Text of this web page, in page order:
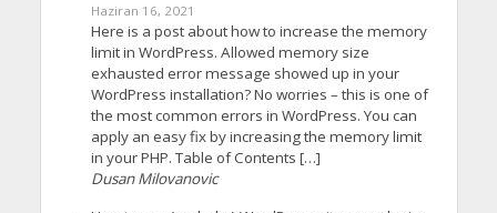
Haziran 16, 2021
Here is a post about how to increase the memory
limit in WordPress. Allowed memory size
exhausted error message showed up in your
WordPress installation? No worries – this is one of
the most common errors in WordPress. You can
apply an easy fix by increasing the memory limit
in your PHP. Table of Contents […]
Dusan Milovanovic